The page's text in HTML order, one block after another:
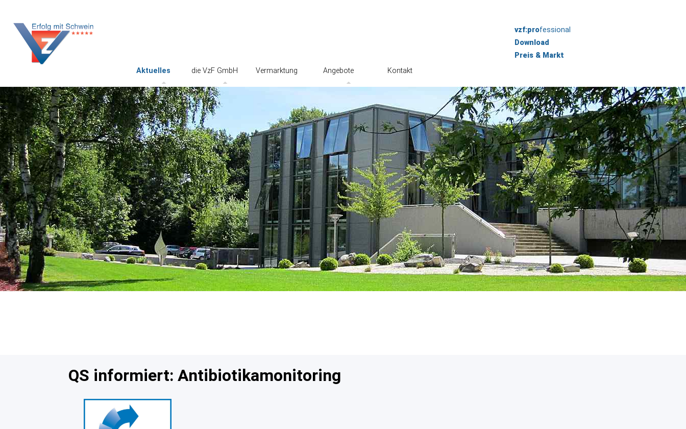
vzf:professional
Download
Preis & Markt
Aktuelles
Vorträge und
Präsentationen
Stellenangebote
Video
die VzF GmbH
Kontakte
Impressum
Datenschutzerklärung
AGB
VzF-Satzung
Vermarktung Angebote
Betriebszweigauswertungen
Fütterung
Bau und Klima
Rindermast
Projekte in der VzF
GmbH
QS
Qualitätsmanagement
VzF Professional
Preise
Verein Lebensmittel
Kontakt
QS informiert: Antibiotikamonitoring